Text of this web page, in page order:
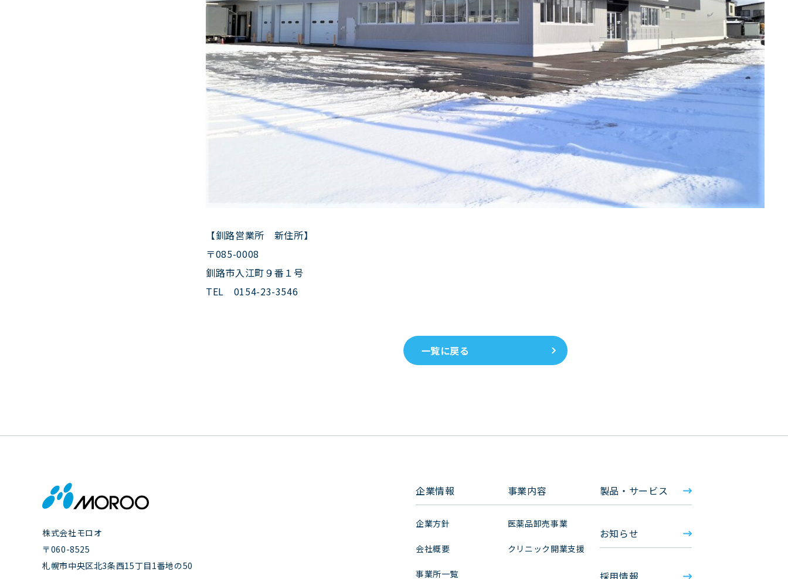
【釧路営業所 新住所】
〒085-0008
釧路市入江町９番１号
TEL 0154-23-3546
一覧に戻る
株式会社モロオ
〒060-8525
札幌市中央区北3条西15丁目1番地の50
企業情報
企業方針
会社概要
事業所一覧
事業内容
医薬品卸売事業
クリニック開業支援
製品・サービス
お知らせ